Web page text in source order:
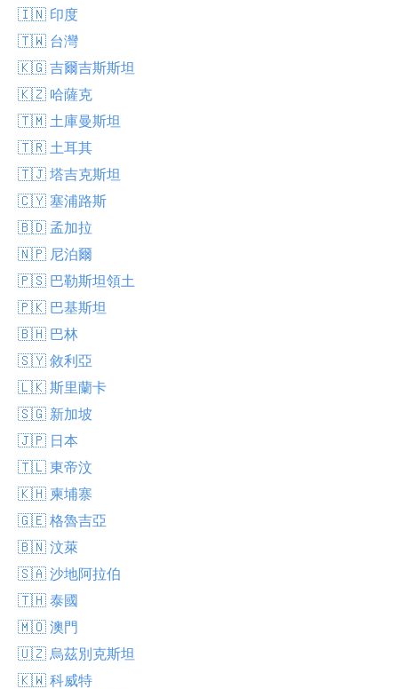
🇮🇳 印度
🇹🇼 台灣
🇰🇬 吉爾吉斯斯坦
🇰🇿 哈薩克
🇹🇲 土庫曼斯坦
🇹🇷 土耳其
🇹🇯 塔吉克斯坦
🇨🇾 塞浦路斯
🇧🇩 孟加拉
🇳🇵 尼泊爾
🇵🇸 巴勒斯坦領土
🇵🇰 巴基斯坦
🇧🇭 巴林
🇸🇾 敘利亞
🇱🇰 斯里蘭卡
🇸🇬 新加坡
🇯🇵 日本
🇹🇱 東帝汶
🇰🇭 柬埔寨
🇬🇪 格魯吉亞
🇧🇳 汶萊
🇸🇦 沙地阿拉伯
🇹🇭 泰國
🇲🇴 澳門
🇺🇿 烏茲別克斯坦
🇰🇼 科威特